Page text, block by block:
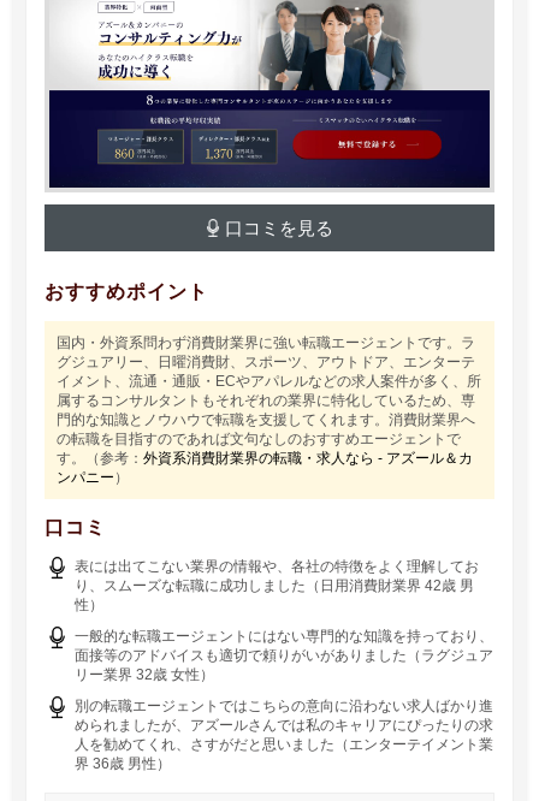
口コミを見る
おすすめポイント
国内・外資系問わず消費財業界に強い転職エージェントです。ラ
グジュアリー、日曜消費財、スポーツ、アウトドア、エンターテ
イメント、流通・通販・ECやアパレルなどの求人案件が多く、所
属するコンサルタントもそれぞれの業界に特化しているため、専
門的な知識とノウハウで転職を支援してくれます。消費財業界へ
の転職を目指すのであれば文句なしのおすすめエージェントで
す。（参考：外資系消費財業界の転職・求人なら - アズール＆カ
ンパニー ）
口コミ
表には出てこない業界の情報や、各社の特徴をよく理解してお
り、スムーズな転職に成功しました（日用消費財業界 42歳 男
性）
一般的な転職エージェントにはない専門的な知識を持っており、
面接等のアドバイスも適切で頼りがいがありました（ラグジュア
リー業界 32歳 女性）
別の転職エージェントではこちらの意向に沿わない求人ばかり進
められましたが、アズールさんでは私のキャリアにぴったりの求
人を勧めてくれ、さすがだと思いました（エンターテイメント業
界 36歳 男性）